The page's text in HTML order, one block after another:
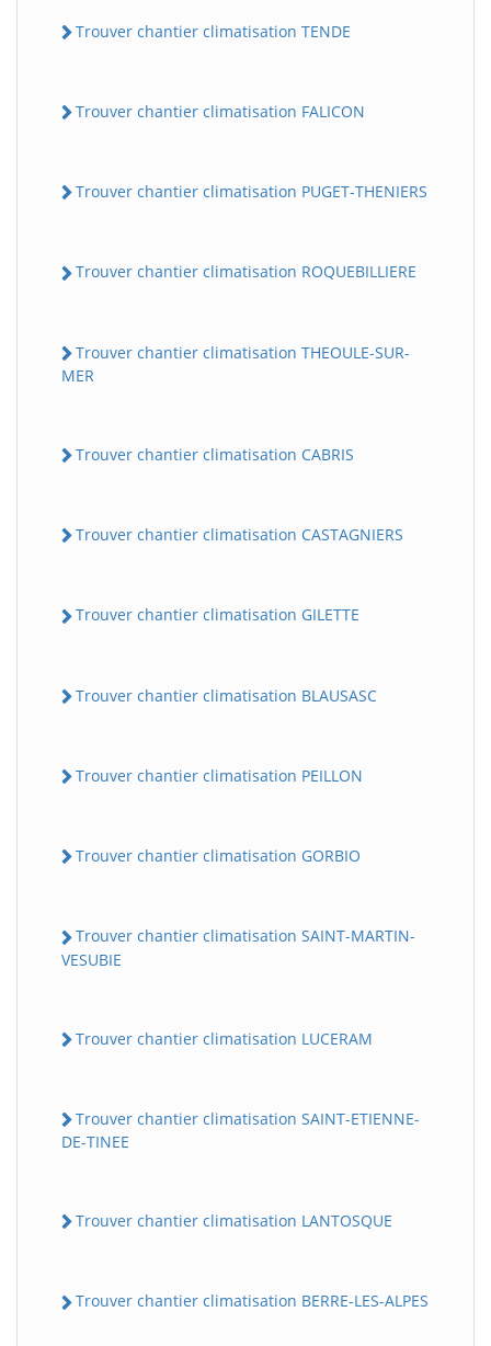
Trouver chantier climatisation TENDE
Trouver chantier climatisation FALICON
Trouver chantier climatisation PUGET-THENIERS
Trouver chantier climatisation ROQUEBILLIERE
Trouver chantier climatisation THEOULE-SUR-
MER
Trouver chantier climatisation CABRIS
Trouver chantier climatisation CASTAGNIERS
Trouver chantier climatisation GILETTE
Trouver chantier climatisation BLAUSASC
Trouver chantier climatisation PEILLON
Trouver chantier climatisation GORBIO
Trouver chantier climatisation SAINT-MARTIN-
VESUBIE
Trouver chantier climatisation LUCERAM
Trouver chantier climatisation SAINT-ETIENNE-
DE-TINEE
Trouver chantier climatisation LANTOSQUE
Trouver chantier climatisation BERRE-LES-ALPES